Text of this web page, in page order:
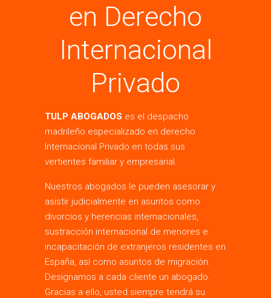
en Derecho
Internacional
Privado
TULP ABOGADOS es el despacho
madrileño especializado en derecho
Internacional Privado en todas sus
vertientes familiar y empresarial.
Nuestros abogados le pueden asesorar y
asistir judicialmente en asuntos como
divorcios y herencias internacionales,
sustracción internacional de menores e
incapacitación de extranjeros residentes en
España, así como asuntos de migración.
Designamos a cada cliente un abogado.
Gracias a ello, usted siempre tendrá su